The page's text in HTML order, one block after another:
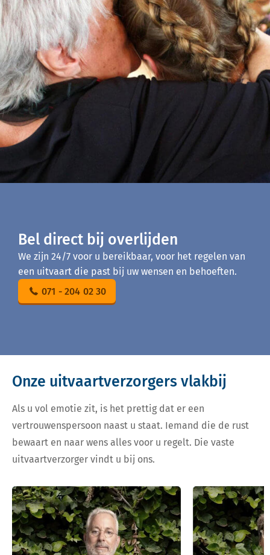
Bel direct bij overlijden
We zijn 24/7 voor u bereikbaar, voor het regelen van
een uitvaart die past bij uw wensen en behoeften.
071 - 204 02 30
Onze uitvaartverzorgers vlakbij
Als u vol emotie zit, is het prettig dat er een
vertrouwenspersoon naast u staat. Iemand die de rust
bewaart en naar wens alles voor u regelt. Die vaste
uitvaartverzorger vindt u bij ons.